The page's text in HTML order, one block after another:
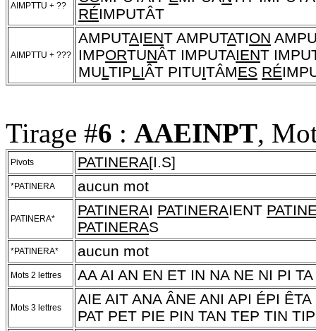
AIMPTTU + ??
RÉIMPUTÂT
AIMPTTU + ???
AMPUTAIENT AMPUTATION
IMPORTUNÂT IMPUTAIENT
MULTIPLIÂT PITUITÂMES RÉ
Tirage #6 : AAEINPT,
Pivots PATINERA[I.S]
*PATINERA aucun mot
PATINERA*
PATINERAI PATINERAIENT
PATINERAS
*PATINERA* aucun mot
Mots 2 lettres AA AI AN EN ET IN NA NE NI PI
Mots 3 lettres
AIE AIT ANA ÂNE ANI API ÉPI
PAT PET PIE PIN TAN TEP TIN TIP